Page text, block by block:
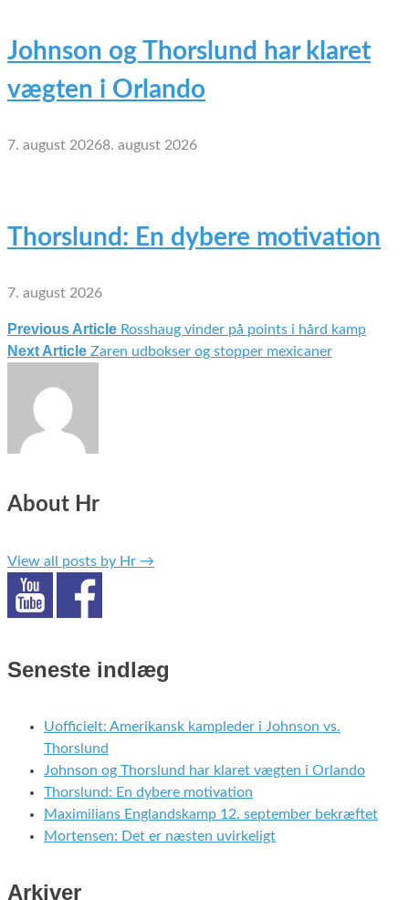
Johnson og Thorslund har klaret
vægten i Orlando
7. august 20268. august 2026
Thorslund: En dybere motivation
7. august 2026
Indlægsnavigation
Previous Article Rosshaug vinder på points i hård kamp
Next Article Zaren udbokser og stopper mexicaner
About Hr
View all posts by Hr →
Seneste indlæg
Uofficielt: Amerikansk kampleder i Johnson vs.
Thorslund
Johnson og Thorslund har klaret vægten i Orlando
Thorslund: En dybere motivation
Maximilians Englandskamp 12. september bekræftet
Mortensen: Det er næsten uvirkeligt
Arkiver